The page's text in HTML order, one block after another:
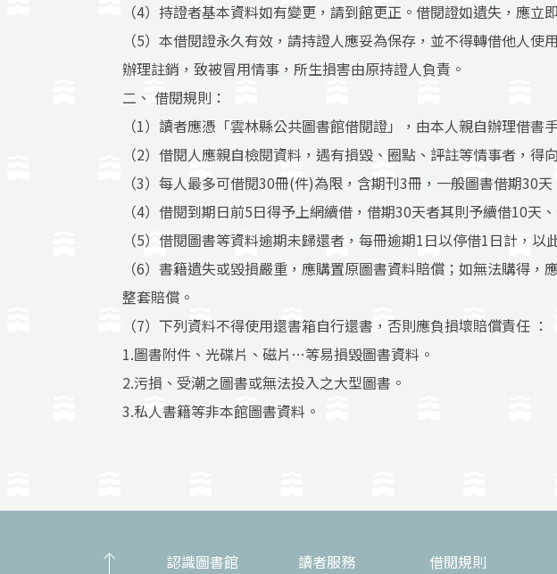
（4）持證者基本資料如有變更，請到館更正。借閱證如遺失，應立
（5）本借閱證永久有效，請持證人應妥為保存，並不得轉借他人
辦理註銷，致被冒用情事，所生損害由原持證人負責。
二、 借閱規則：
（1）讀者應憑「雲林縣公共圖書館借閱證」，由本人親自辦理借
（2）借閱人應親自檢閱資料，遇有損毀、圈點、評註等情事者，得
（3）每人最多可借閱30冊(件)為限，含期刊3冊，一般圖書借期30
（4）借閱到期日前5日得予上網續借，借期30天者其則予續借10天
（5）借閱圖書等資料逾期未歸還者，每冊逾期1日以停借1日計，以
（6）書籍遺失或毀損嚴重，應購置原圖書資料賠償；如無法購得
整套賠償。
（7）下列資料不得使用還書箱自行還書，否則應負損壞賠償責任 ：
1.圖書附件、光碟片、磁片…等易損毀圖書資料。
2.污損、受潮之圖書或無法投入之大型圖書。
3.私人書籍等非本館圖書資料。
認識圖書館 讀者服務 借閱規則